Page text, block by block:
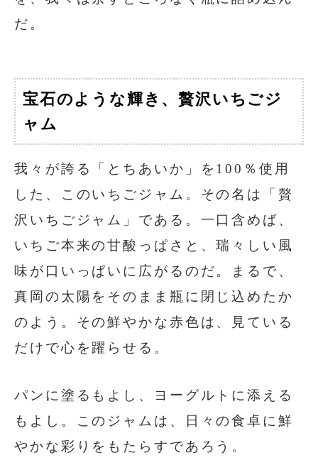
だ。
宝石のような輝き、贅沢いちごジ
ャム
我々が誇る「とちあいか」を100％使用
した、このいちごジャム。その名は「贅
沢いちごジャム」である。一口含めば、
いちご本来の甘酸っぱさと、瑞々しい風
味が口いっぱいに広がるのだ。まるで、
真岡の太陽をそのまま瓶に閉じ込めたか
のよう。その鮮やかな赤色は、見ている
だけで心を躍らせる。
パンに塗るもよし、ヨーグルトに添える
もよし。このジャムは、日々の食卓に鮮
やかな彩りをもたらすであろう。